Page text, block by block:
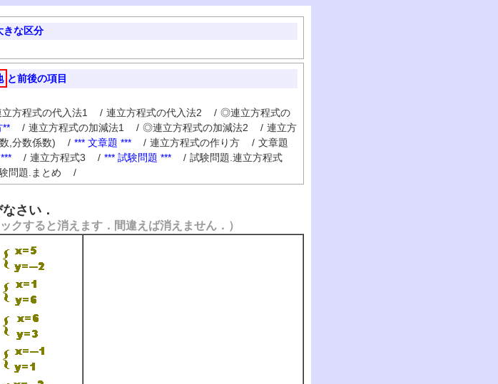
きな区分
と前後の項目
立方程式の代入法1 / 連立方程式の代入法2 / ◎連立方程式の
** / 連立方程式の加減法1 / ◎連立方程式の加減法2 / 連立方
,分数係数) / *** 文章題 *** / 連立方程式の作り方 / 文章題
/ 連立方程式3 / *** 試験問題 *** / 試験問題.連立方程式
問題.まとめ /
さい．
クすると消えます．間違えば消えません．）